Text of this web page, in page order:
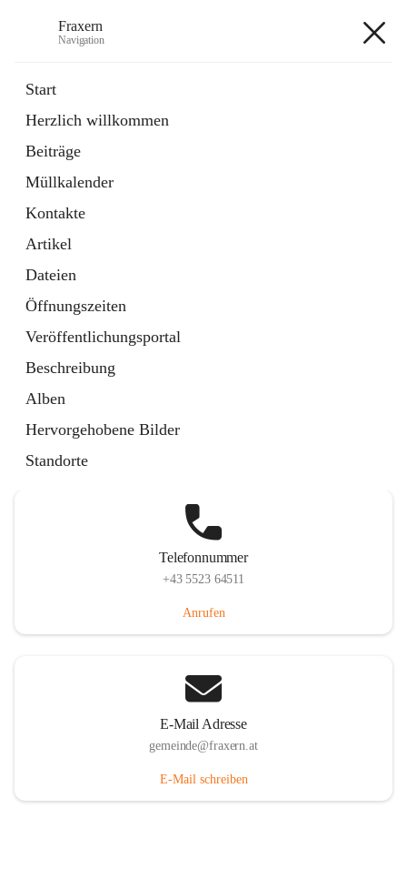
Fraxern
Navigation
Start
Herzlich willkommen
Beiträge
Müllkalender
Kontakte
Artikel
Dateien
Öffnungszeiten
Veröffentlichungsportal
Beschreibung
Alben
Hervorgehobene Bilder
Standorte
Ordner
in
Tab
Formulare
Artikel
öffnet
in
neuem
Tab
Telefonnummer
+43 5523 64511
Anrufen
E-Mail Adresse
gemeinde@fraxern.at
E-Mail schreiben